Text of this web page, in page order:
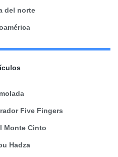
del norte
Five Fingers
Monte Cinto
Hadza